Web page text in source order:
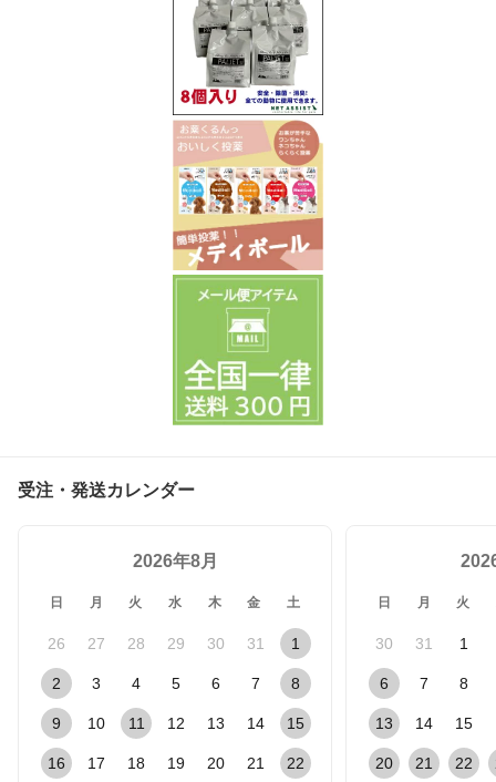
受注・発送カレンダー
2026年8月
日 月 火 水 木 金 土
26 27 28 29 30 31 1
2 3 4 5 6 7 8
9 10 11 12 13 14 15
16 17 18 19 20 21 22
日 月 火
30 31 1
6 7 8
13 14 15
20 21 22